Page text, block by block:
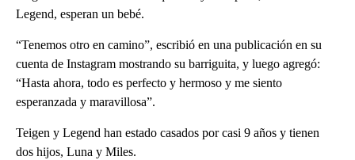
Legend, esperan un bebé.
“Tenemos otro en camino”, escribió en una publicación en su
cuenta de Instagram mostrando su barriguita, y luego agregó:
“Hasta ahora, todo es perfecto y hermoso y me siento
esperanzada y maravillosa”.
Teigen y Legend han estado casados por casi 9 años y tienen
dos hijos, Luna y Miles.